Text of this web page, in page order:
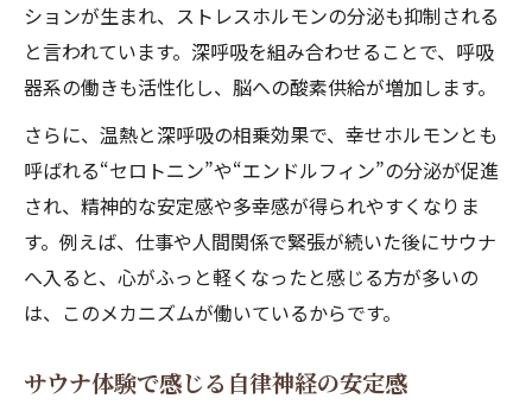
サウナで心の疲労を癒す実践方法
癒しを感じるサウナの活用ポイント
サウナによるメンタルリフレッシュ体験
精神的ストレスに効くサウナの取り入れ方
サウナで心身を優しく整えるコツ
癒しと精神安定をもたらすサウナの魅力
サウナが癒しと精神安定に効く理由
サウナ体験で得られる心の安らぎとは
精神安定を促すサウナの温冷刺激法
ションが生まれ、ストレスホルモンの分泌も抑制される
と言われています。深呼吸を組み合わせることで、呼吸
器系の働きも活性化し、脳への酸素供給が増加します。
さらに、温熱と深呼吸の相乗効果で、幸せホルモンとも
呼ばれる“セロトニン”や“エンドルフィン”の分泌が促進
され、精神的な安定感や多幸感が得られやすくなりま
す。例えば、仕事や人間関係で緊張が続いた後にサウナ
へ入ると、心がふっと軽くなったと感じる方が多いの
は、このメカニズムが働いているからです。
サウナ体験で感じる自律神経の安定感